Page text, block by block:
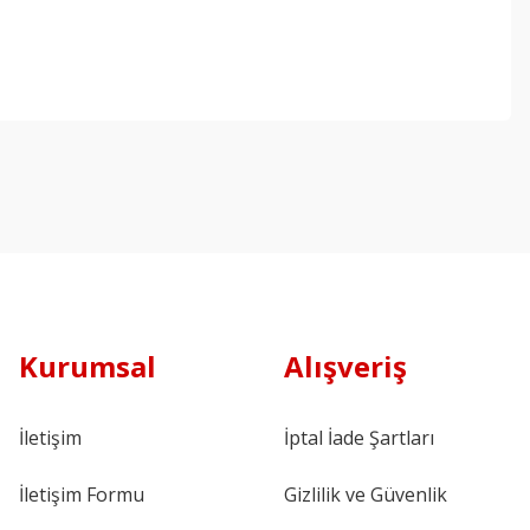
Kurumsal
İletişim
İletişim Formu
Alışveriş
İptal İade Şartları
Gizlilik ve Güvenlik